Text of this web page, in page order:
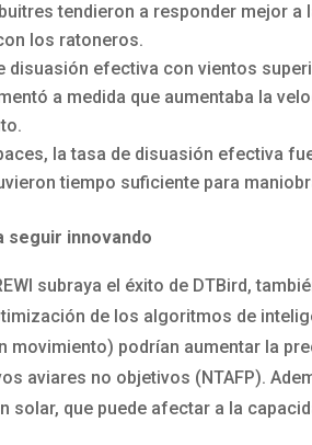
tendieron a responder mejor
los ratoneros.
disuasión efectiva con vientos
a medida que aumentaba la
la tasa de disuasión efectiva
tiempo suficiente para
seguir innovando
subraya el éxito de DTBird,
de los algoritmos de
movimiento) podrían aumentar la
aviares no objetivos (NTAFP).
solar, que puede afectar a la